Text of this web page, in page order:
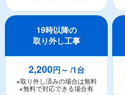
19時以降の
取り外し工事
2,200円～ /1台
※取り外し済みの場合は無料
※無料で対応できる場合有